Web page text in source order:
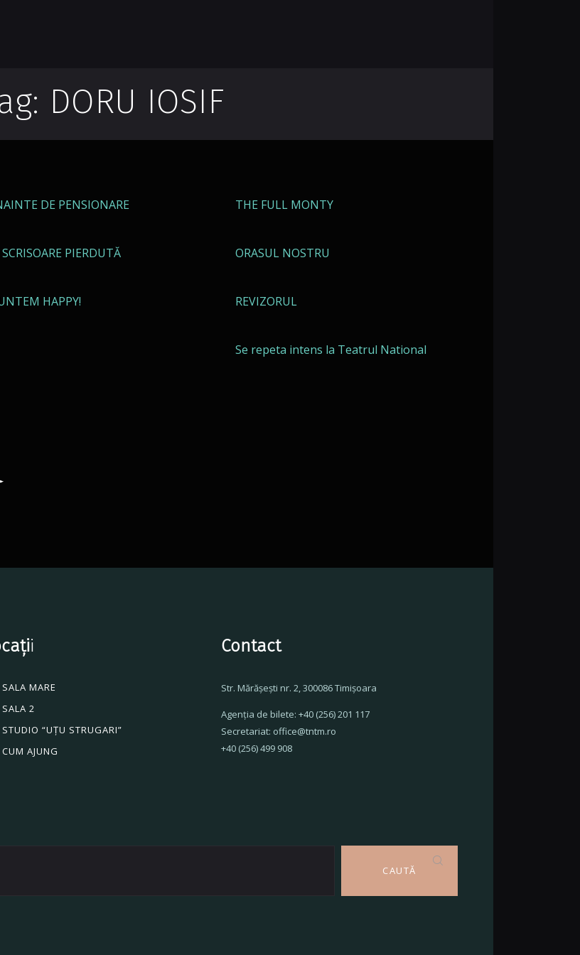
DORU IOSIF
DE PENSIONARE THE FULL MONTY
PIERDUTĂ ORASUL NOSTRU
HAPPY! REVIZORUL
Se repeta intens la Teatrul National
i
SALA MARE
SALA 2
STUDIO “UȚU STRUGARI”
CUM AJUNG
Contact
Str. Mărăşeşti nr. 2, 300086 Timişoara
Agenţia de bilete: +40 (256) 201 117
Secretariat: office@tntm.ro
+40 (256) 499 908
CAUTĂ